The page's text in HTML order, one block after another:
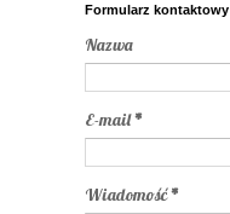
Formularz kontaktowy
Nazwa
E-mail*
Wiadomość*